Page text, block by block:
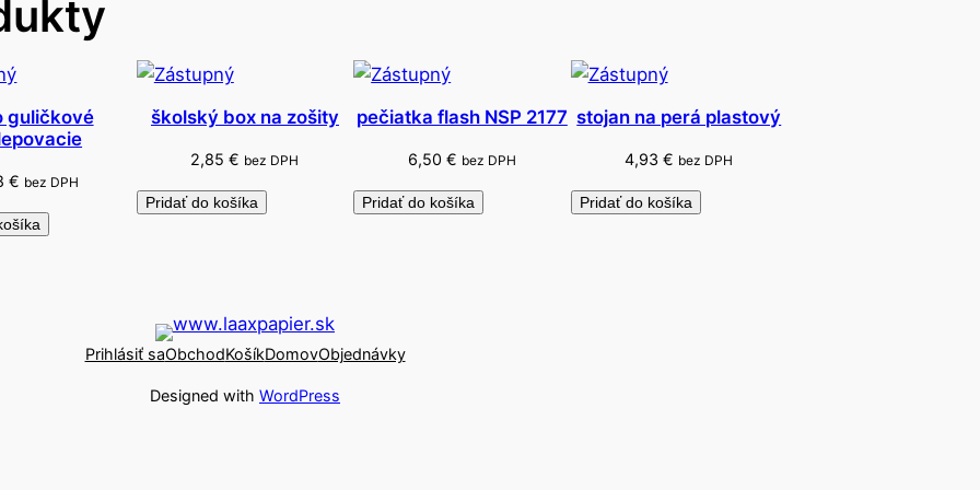
guličkové
€ bez DPH
školský box na zošity
2,85€ bez DPH
Pridať do košíka
pečiatka flash NSP 2177
6,50 € bez DPH
Pridať do košíka
stojan na perá plastový
4,93€ bez DPH
Pridať do košíka
Prihlásiť saObchodKošíkDomovObjednávky
Designed with WordPress